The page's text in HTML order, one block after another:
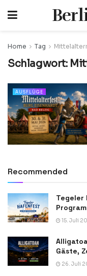
Home Tag
Schlagwort:
AUSFLÜGE
Recommended
Tegeler
15. Juli
Gäste,
26. Juli